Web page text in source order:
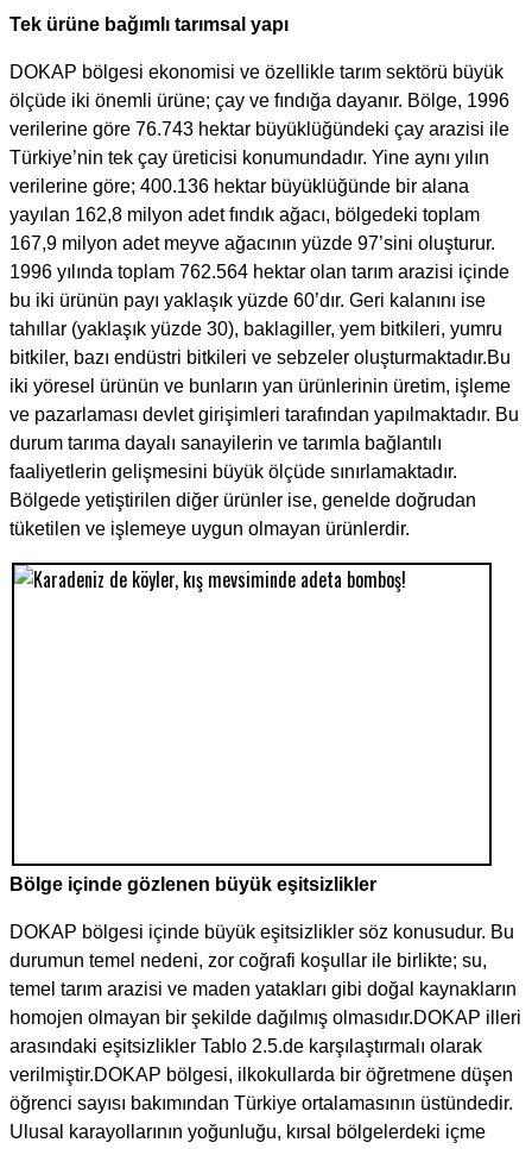
Tek ürüne bağımlı tarımsal yapı
DOKAP bölgesi ekonomisi ve özellikle tarım sektörü büyük
ölçüde iki önemli ürüne; çay ve fındığa dayanır. Bölge, 1996
verilerine göre 76.743 hektar büyüklüğündeki çay arazisi ile
Türkiye’nin tek çay üreticisi konumundadır. Yine aynı yılın
verilerine göre; 400.136 hektar büyüklüğünde bir alana
yayılan 162,8 milyon adet fındık ağacı, bölgedeki toplam
167,9 milyon adet meyve ağacının yüzde 97’sini oluşturur.
1996 yılında toplam 762.564 hektar olan tarım arazisi içinde
bu iki ürünün payı yaklaşık yüzde 60’dır. Geri kalanını ise
tahıllar (yaklaşık yüzde 30), baklagiller, yem bitkileri, yumru
bitkiler, bazı endüstri bitkileri ve sebzeler oluşturmaktadır.Bu
iki yöresel ürünün ve bunların yan ürünlerinin üretim, işleme
ve pazarlaması devlet girişimleri tarafından yapılmaktadır. Bu
durum tarıma dayalı sanayilerin ve tarımla bağlantılı
faaliyetlerin gelişmesini büyük ölçüde sınırlamaktadır.
Bölgede yetiştirilen diğer ürünler ise, genelde doğrudan
tüketilen ve işlemeye uygun olmayan ürünlerdir.
Bölge içinde gözlenen büyük eşitsizlikler
DOKAP bölgesi içinde büyük eşitsizlikler söz konusudur. Bu
durumun temel nedeni, zor coğrafi koşullar ile birlikte; su,
temel tarım arazisi ve maden yatakları gibi doğal kaynakların
homojen olmayan bir şekilde dağılmış olmasıdır.DOKAP illeri
arasındaki eşitsizlikler Tablo 2.5.de karşılaştırmalı olarak
verilmiştir.DOKAP bölgesi, ilkokullarda bir öğretmene düşen
öğrenci sayısı bakımından Türkiye ortalamasının üstündedir.
Ulusal karayollarının yoğunluğu, kırsal bölgelerdeki içme